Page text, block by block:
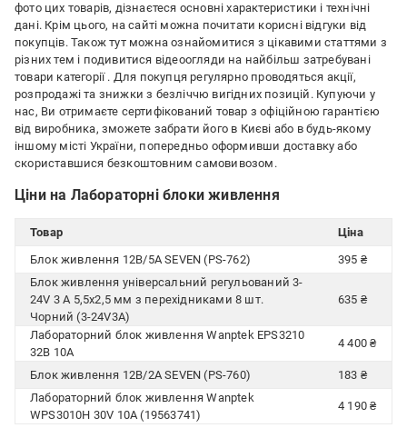
фото цих товарів, дізнаєтеся основні характеристики і технічні
дані. Крім цього, на сайті можна почитати корисні відгуки від
покупців. Також тут можна ознайомитися з цікавими статтями з
різних тем і подивитися відеоогляди на найбільш затребувані
товари категорії . Для покупця регулярно проводяться акції,
розпродажі та знижки з безліччю вигідних позицій. Купуючи у
нас, Ви отримаєте сертифікований товар з офіційною гарантією
від виробника, зможете забрати його в Києві або в будь-якому
іншому місті України, попередньо оформивши доставку або
скориставшися безкоштовним самовивозом.
Ціни на Лабораторні блоки живлення
Товар
Ціна
Блок живлення 12В/5А SEVEN (PS-762)
395 ₴
Блок живлення універсальний регульований 3-
24V 3 A 5,5x2,5 мм з перехідниками 8 шт.
Чорний (3-24V3A)
635 ₴
Лабораторний блок живлення Wanptek EPS3210
32В 10А
4 400 ₴
Блок живлення 12В/2А SEVEN (PS-760)
183 ₴
Лабораторний блок живлення Wanptek
WPS3010H 30V 10А (19563741)
4 190 ₴